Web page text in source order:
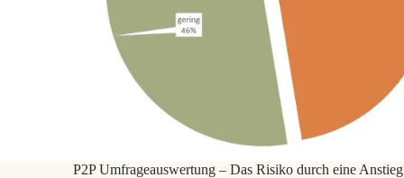
P2P Umfrageauswertung – Das Risiko durch eine